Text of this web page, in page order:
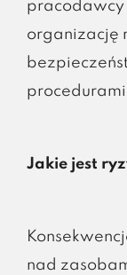
pracodawcy
organizację
procedurami
Jakie jest
nad